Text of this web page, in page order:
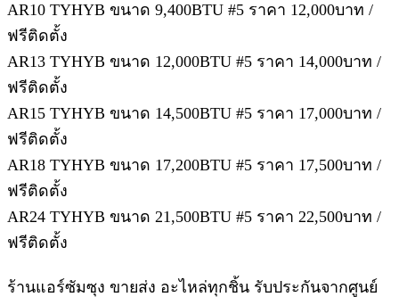
AR10 TYHYB ขนาด 9,400BTU #5 ราคา 12,000บาท /
ฟรีติดตั้ง
AR13 TYHYB ขนาด 12,000BTU #5 ราคา 14,000บาท /
ฟรีติดตั้ง
AR15 TYHYB ขนาด 14,500BTU #5 ราคา 17,000บาท /
ฟรีติดตั้ง
AR18 TYHYB ขนาด 17,200BTU #5 ราคา 17,500บาท /
ฟรีติดตั้ง
AR24 TYHYB ขนาด 21,500BTU #5 ราคา 22,500บาท /
ฟรีติดตั้ง
ร้านแอร์ซัมซุง ขายส่ง อะไหล่ทุกชิ้น รับประกันจากศูนย์